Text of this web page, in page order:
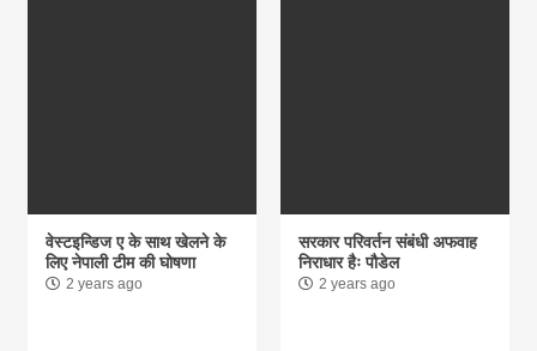
वेस्टइन्डिज ए के साथ खेलने के
लिए नेपाली टीम की घोषणा
2 years ago
सरकार परिवर्तन संबंधी अफवाह
निराधार हैः पौडेल
2 years ago